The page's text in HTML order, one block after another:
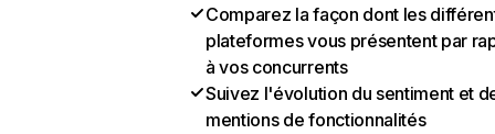
Comparez la façon dont les
plateformes vous présentent par
à vos concurrents
Suivez l'évolution du sentiment et
mentions de fonctionnalités